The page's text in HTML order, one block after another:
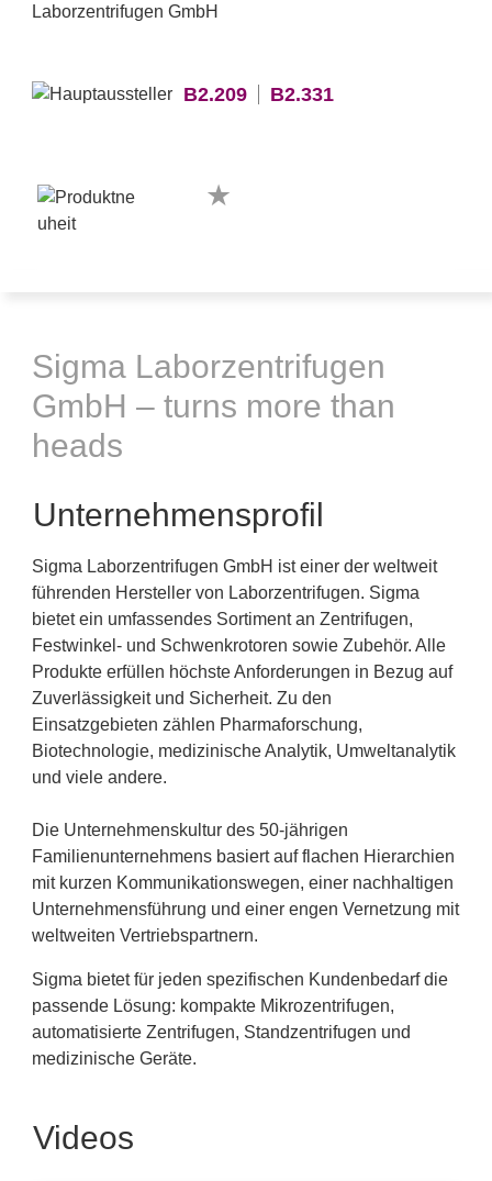
B2.209 B2.331
Sigma Laborzentrifugen
GmbH – turns more than
heads
Unternehmensprofil
Sigma Laborzentrifugen GmbH ist einer der weltweit
führenden Hersteller von Laborzentrifugen. Sigma
bietet ein umfassendes Sortiment an Zentrifugen,
Festwinkel- und Schwenkrotoren sowie Zubehör. Alle
Produkte erfüllen höchste Anforderungen in Bezug auf
Zuverlässigkeit und Sicherheit. Zu den
Einsatzgebieten zählen Pharmaforschung,
Biotechnologie, medizinische Analytik, Umweltanalytik
und viele andere.
Die Unternehmenskultur des 50-jährigen
Familienunternehmens basiert auf flachen Hierarchien
mit kurzen Kommunikationswegen, einer nachhaltigen
Unternehmensführung und einer engen Vernetzung mit
weltweiten Vertriebspartnern.
Sigma bietet für jeden spezifischen Kundenbedarf die
passende Lösung: kompakte Mikrozentrifugen,
automatisierte Zentrifugen, Standzentrifugen und
medizinische Geräte.
Videos